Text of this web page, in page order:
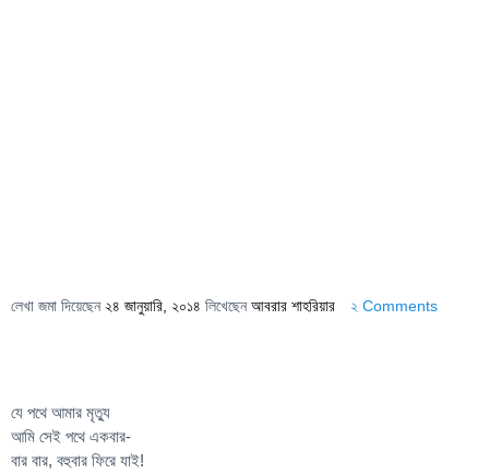
লেখা জমা দিয়েছেন ২৪ জানুয়ারি, ২০১৪ লিখেছেন আবরার শাহরিয়ার ২ Comments
যে পথে আমার মৃত্যু
আমি সেই পথে একবার-
বার বার, বহুবার ফিরে যাই!